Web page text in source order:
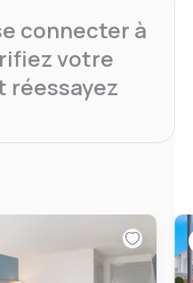
connecter à
votre
réessayez